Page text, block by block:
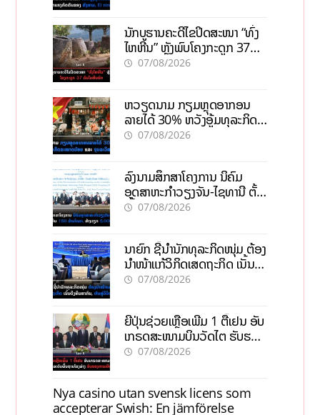
ນັກບູຮານຄະດີໄຂປິດສະໜາ “ທົ່ງ
ໄຫຫີນ” ຫຼັງພົບໂຄງກະດູກ 37
ຄົນໃນຫີນຍັກ
07/08/2026
ຫວຽດນາມ ກຽມຫຼຸດອາກອນ
ລາຍໄດ້ 30% ຫວັງອູ້ມທຸລະກິດ
ຂະໜາດນ້ອຍ ແລະ ຈຸນລະ
07/08/2026
ລົງນາມສຶກສາໂຄງການ ນິຄົມ
ອຸດສາຫະກຳວຽງຈັນ-ໄຊທານີ ຕັ້ງ
ເປົ້າດຶງທຶນ 150 ລ້ານໂດລາ, ສ້າງ
07/08/2026
ນາຍົກ ຊີ້ນຳນັກທຸລະກິດໜຸ່ມ ຕ້ອງ
ນຳໜ້າແກ້ວິກິດເສດຖະກິດ ເນັ້ນດຶງ
ທຶນສາກົນ, ຫັນສູ່ດິຈິຕອນ
07/08/2026
ຍີ່ປຸ່ນຊ່ວຍເຫຼືອເພີ່ມ 1 ຕື້ເຢນ ອັບ
ເກຣດສະໜາມບິນວັດໄຕ ຮັບຮອງ
ການເຕີບໂຕ
07/08/2026
Nya casino utan svensk licens som
accepterar Swish: En jämförelse